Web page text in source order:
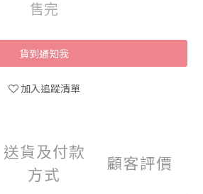
售完
貨到通知我
加入追蹤清單
送貨及付款
方式
顧客評價